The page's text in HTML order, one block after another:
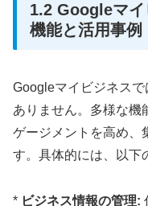
1.2 Googleマイ
機能と活用事例
Googleマイビジネス
ありません。多様な機
ゲージメントを高め、
す。具体的には、以下
* ビジネス情報の管理: